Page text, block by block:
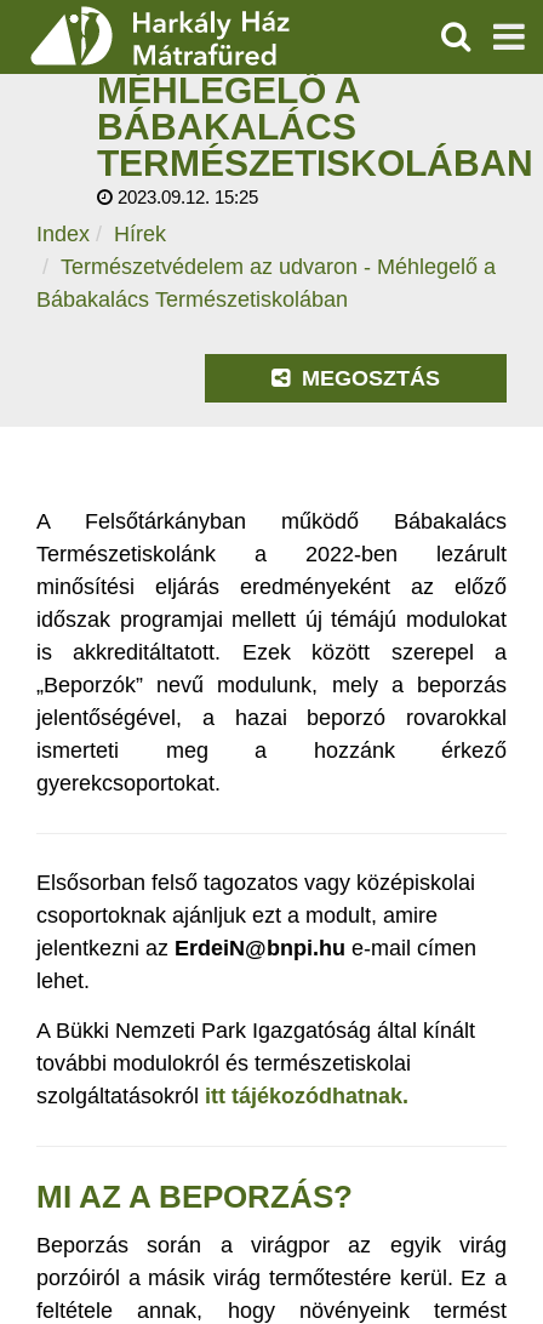
SZOLGÁLTATÁSOK
PROGRAMOK
HÍREK
RÓLUNK
KERESÉS
TERMÉSZETVÉDELEM
AZ UDVARON -
MÉHLEGELŐ A
BÁBAKALÁCS
TERMÉSZETISKOLÁBAN
2023.09.12. 15:25
Index
Hírek
Természetvédelem az udvaron - Méhlegelő a
Bábakalács Természetiskolában
MEGOSZTÁS
A Felsőtárkányban működő Bábakalács
Természetiskolánk a 2022-ben lezárult
minősítési eljárás eredményeként az előző
időszak programjai mellett új témájú modulokat
is akkreditáltatott. Ezek között szerepel a
„Beporzók” nevű modulunk, mely a beporzás
jelentőségével, a hazai beporzó rovarokkal
ismerteti meg a hozzánk érkező
gyerekcsoportokat.
Elsősorban felső tagozatos vagy középiskolai
csoportoknak ajánljuk ezt a modult, amire
jelentkezni az ErdeiN@bnpi.hu e-mail címen
lehet.
A Bükki Nemzeti Park Igazgatóság által kínált
további modulokról és természetiskolai
szolgáltatásokról itt tájékozódhatnak.
MI AZ A BEPORZÁS?
Beporzás során a virágpor az egyik virág
porzóiról a másik virág termőtestére kerül. Ez a
feltétele annak, hogy növényeink termést